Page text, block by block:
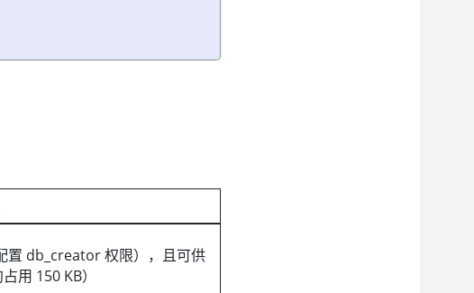
置 db_creator 权限），且可供
用 150 KB）